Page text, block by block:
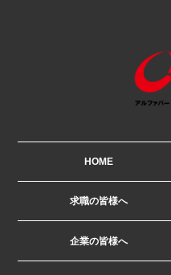
HOME
求職の皆様へ
企業の皆様へ